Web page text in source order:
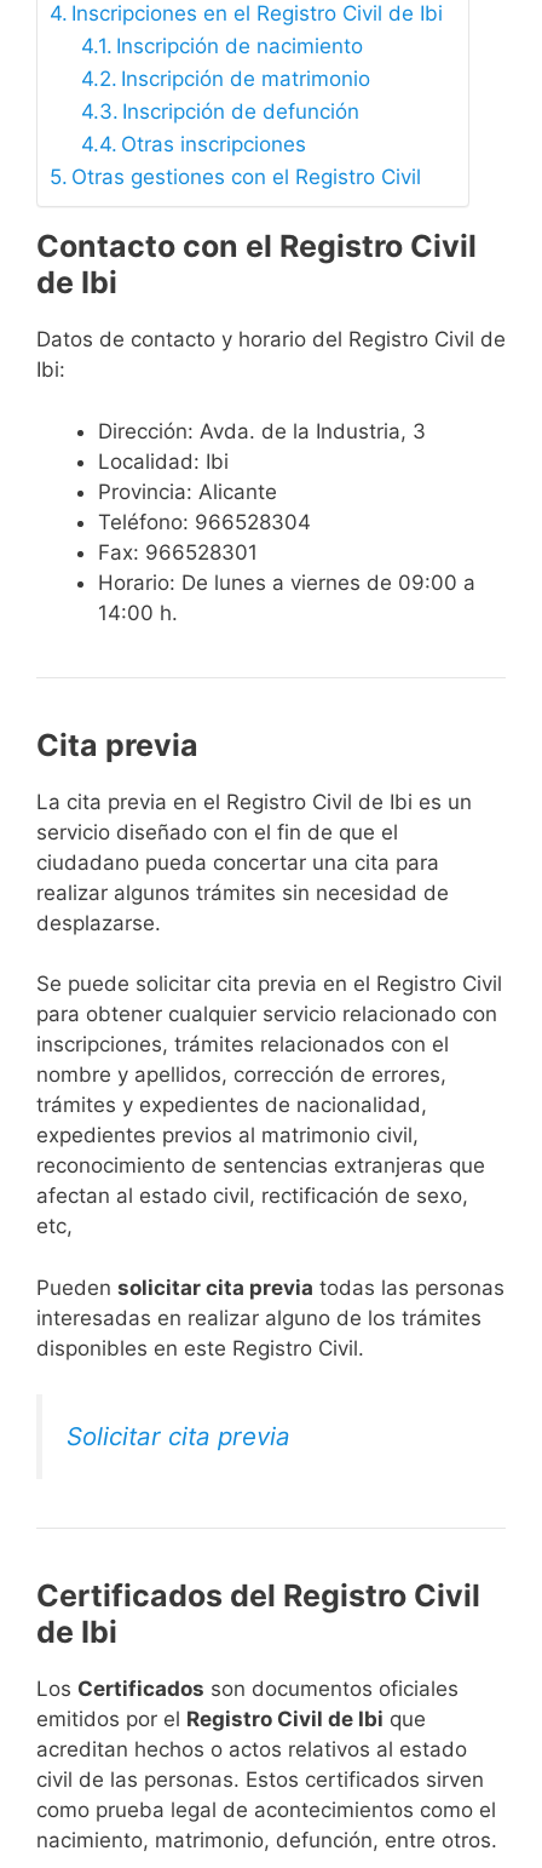
Inscripciones en el Registro Civil de Ibi
Inscripción de nacimiento
Inscripción de matrimonio
Inscripción de defunción
Otras inscripciones
Otras gestiones con el Registro Civil
Contacto con el Registro Civil
de Ibi
Datos de contacto y horario del Registro Civil de
Ibi:
Dirección: Avda. de la Industria, 3
Localidad: Ibi
Provincia: Alicante
Teléfono: 966528304
Fax: 966528301
Horario: De lunes a viernes de 09:00 a
14:00 h.
Cita previa
​​​​​​​​​​​​​​​​​​​​​​​​​​​​La cita previa en el Registro Civil de Ibi es un
servicio diseñado con el fin de que el
ciudadano pueda concertar una cita para
realizar algunos trámites sin necesidad de
desplazarse.​
Se puede solicitar cita previa en el Registro Civil
para obtener cualquier servicio relacionado con
inscripciones, trámites relacionados con el
nombre y apellidos, corrección de errores,
trámites y expedientes de nacionalidad,
expedientes previos al matrimonio civil,
reconocimiento de sentencias extranjeras que
afectan al estado civil, rectificación de sexo,
etc,
​Pueden solicitar cita previa todas las personas
interesadas en realizar alguno de los trámites
disponibles en este Registro Civil.​
Solicitar cita previa
Certificados del Registro Civil
de Ibi
Los Certificados son documentos oficiales
emitidos por el Registro Civil de Ibi que
acreditan hechos o actos relativos al estado
civil de las personas. Estos certificados sirven
como prueba legal de acontecimientos como el
nacimiento, matrimonio, defunción, entre otros.